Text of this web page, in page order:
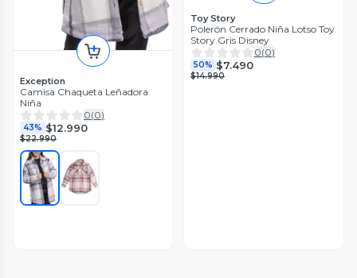
Exception
Camisa Chaqueta Leñadora
Niña
0(0)
43% $12.990
$22.990
Toy Story
Polerón Cerrado Niña Lotso Toy
Story Gris Disney
0(0)
50% $7.490
$14.990